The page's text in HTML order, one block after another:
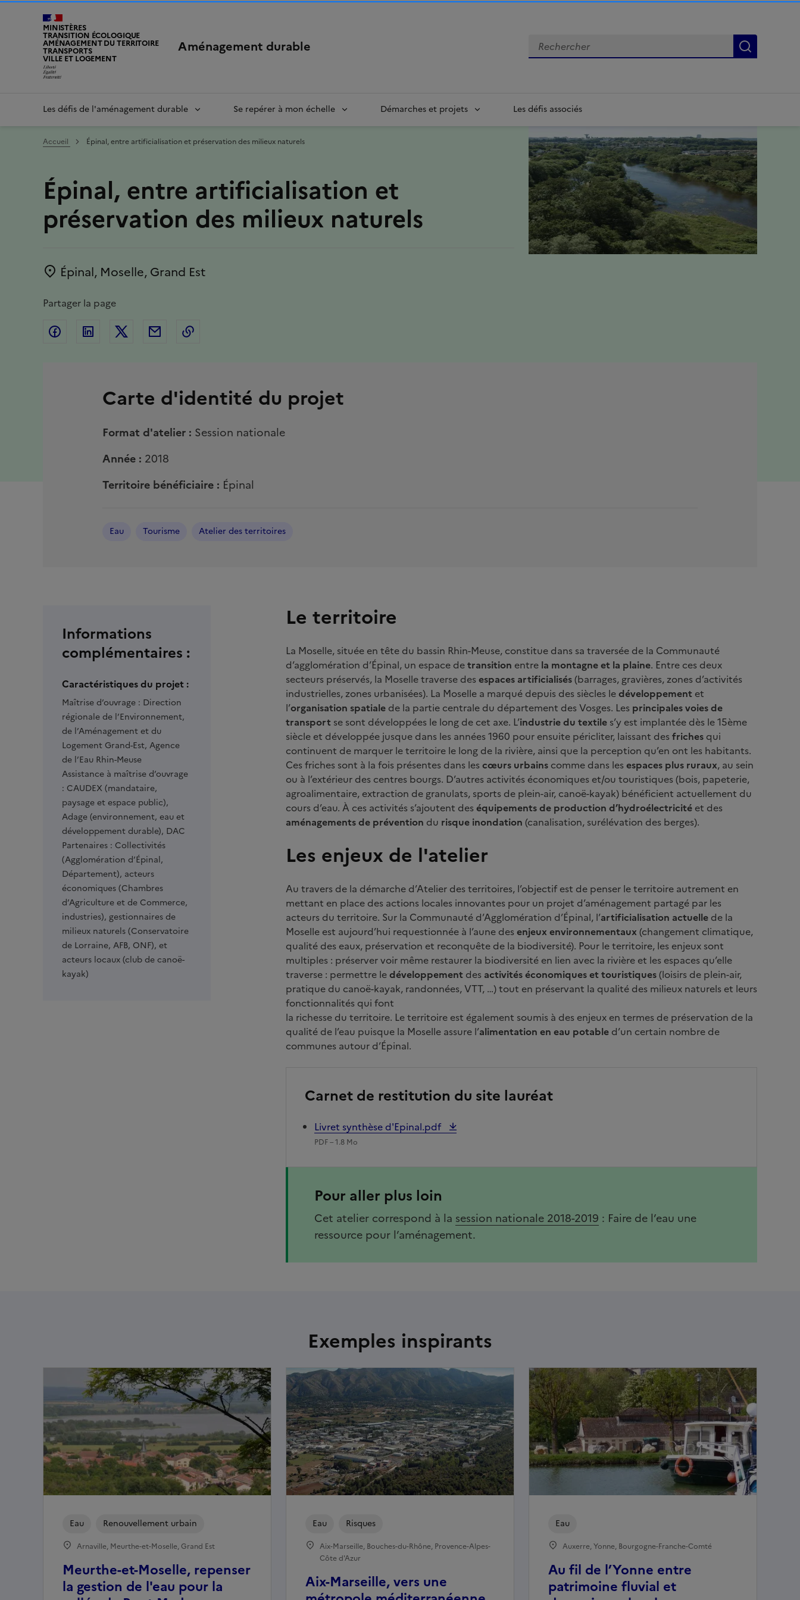
MINISTÈRES
TRANSITION ÉCOLOGIQUE
AMÉNAGEMENT DU TERRITOIRE
TRANSPORTS
VILLE ET LOGEMENT
LIBERTÉ, ÉGALITÉ, FRATERNITÉ
Aménagement durable Rechercher
Les défis de l'aménagement durable Se repérer à mon échelle Démarches et projets Les défis associés
Accueil Épinal, entre artificialisation et préservation des milieux naturels
Épinal, entre artificialisation et
préservation des milieux naturels
Épinal, Moselle, Grand Est
Partager la page
Partager sur Facebook
Partager sur Linkedin
Partager sur Twitter
Partager par Email
Carte d'identité du projet
Format d'atelier : Session nationale
Année : 2018
Territoire bénéficiaire : Épinal
Eau Tourisme Atelier des territoires
Informations
complémentaires :
Caractéristiques du projet :
Maîtrise d’ouvrage : Direction
régionale de l’Environnement,
de l’Aménagement et du
Logement Grand-Est, Agence
de l’Eau Rhin-Meuse
Assistance à maîtrise d’ouvrage
: CAUDEX (mandataire,
paysage et espace public),
Adage (environnement, eau et
développement durable), DAC
Partenaires : Collectivités
(Agglomération d’Épinal,
Département), acteurs
économiques (Chambres
d’Agriculture et de Commerce,
industries), gestionnaires de
milieux naturels (Conservatoire
de Lorraine, AFB, ONF), et
acteurs locaux (club de canoë-
kayak)
Le territoire
La Moselle, située en tête du bassin Rhin-Meuse, constitue dans sa traversée de la Communauté
d’agglomération d’Épinal, un espace detransition entre la montagne et la plaine. Entre ces deux
secteurs préservés, la Moselle traverse desespaces artificialisés(barrages, gravières, zones d’activités
industrielles, zones urbanisées). La Moselle a marqué depuis des siècles ledéveloppementet
l’organisation spatialede la partie centrale du département des Vosges. Les principales voies de
transportse sont développées le long de cet axe. L’industrie du textiles’y est implantée dès le 15ème
siècle et développée jusque dans les années 1960 pour ensuite péricliter, laissant desfriches qui
continuent de marquer le territoire le long de la rivière, ainsi que la perception qu’en ont les habitants.
Ces friches sont à la fois présentes dans lescœurs urbainscomme dans lesespaces plus ruraux, au sein
ou à l’extérieur des centres bourgs. D’autres activités économiques et/ou touristiques (bois, papeterie,
agroalimentaire, extraction de granulats, sports de plein-air, canoë-kayak) bénéficient actuellement du
cours d’eau. À ces activités s’ajoutent deséquipements de production d’hydroélectricitéet des
aménagements de prévention du risque inondation (canalisation, surélévation des berges).
Les enjeux de l'atelier
Au travers de la démarche d’Atelier des territoires, l’objectif est de penser le territoire autrement en
mettant en place des actions locales innovantes pour un projet d’aménagement partagé par les
acteurs du territoire. Sur la Communauté d’Agglomération d’Épinal, l’artificialisation actuellede la
Moselle est aujourd’hui requestionnée à l’aune desenjeux environnementaux(changement climatique,
qualité des eaux, préservation et reconquête de la biodiversité). Pour le territoire, les enjeux sont
multiples : préserver voir même restaurer la biodiversité en lien avec la rivière et les espaces qu’elle
traverse : permettre ledéveloppementdes activités économiques et touristiques(loisirs de plein-air,
pratique du canoë-kayak, randonnées, VTT, …) tout en préservant la qualité des milieux naturels et leurs
fonctionnalités qui font
la richesse du territoire. Le territoire est également soumis à des enjeux en termes de préservation de la
qualité de l’eau puisque la Moselle assure l’alimentation en eau potabled’un certain nombre de
communes autour d’Épinal.
Carnet de restitution du site lauréat
Livret synthèse d'Epinal.pdf
PDF – 1.8 Mo
Pour aller plus loin
Cet atelier correspond à la session nationale 2018-2019 : Faire de l’eau une
ressource pour l’aménagement.
Exemples inspirants
Meurthe-et-Moselle, repenser
la gestion de l'eau pour la
Eau Renouvellement urbain
Arnaville, Meurthe-et-Moselle, Grand Est
Aix-Marseille, vers une
Eau Risques
Aix-Marseille, Bouches-du-Rhône, Provence-Alpes-
Côte d'Azur
Au fil de l’Yonne entre
patrimoine fluvial et
Eau
Auxerre, Yonne, Bourgogne-Franche-Comté